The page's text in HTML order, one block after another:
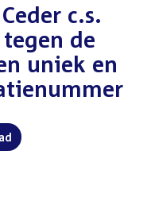
c.s.
de
uniek en